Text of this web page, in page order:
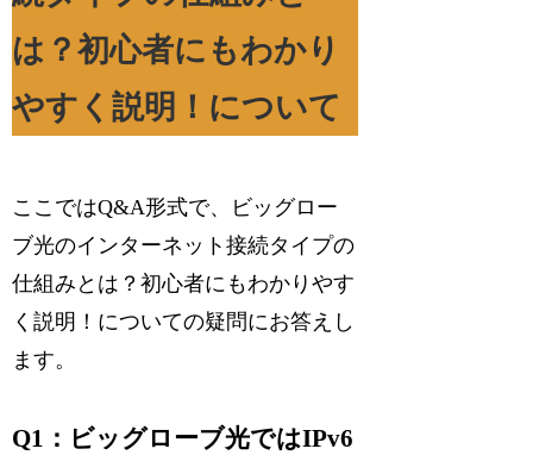
は？初心者にもわかり
やすく説明！について
ここではQ&A形式で、ビッグロー
ブ光のインターネット接続タイプの
仕組みとは？初心者にもわかりやす
く説明！についての疑問にお答えし
ます。
Q1：ビッグローブ光ではIPv6